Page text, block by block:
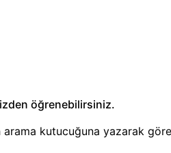
öğrenebilirsiniz.
arama kutucuğuna yazarak